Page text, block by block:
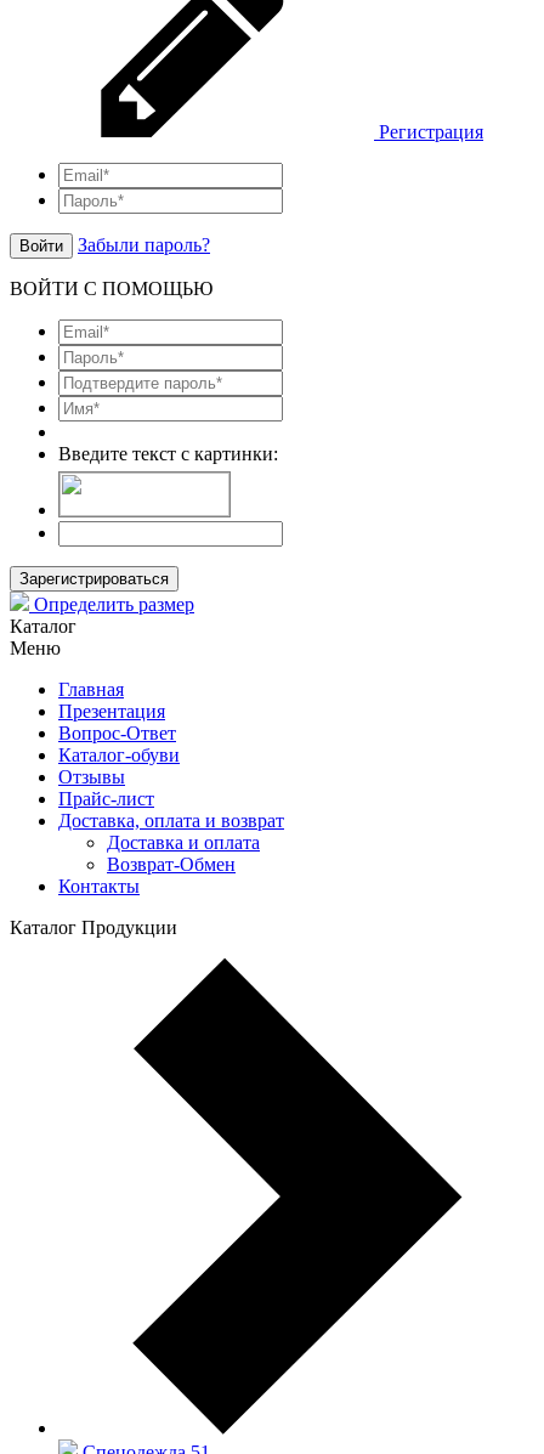
Регистрация
Войти Забыли пароль?
ВОЙТИ С ПОМОЩЬЮ
Введите текст с картинки:
Зарегистрироваться
Определить размер
Каталог
Меню
Главная
Презентация
Вопрос-Ответ
Каталог-обуви
Отзывы
Прайс-лист
Доставка, оплата и возврат
Доставка и оплата
Возврат-Обмен
Контакты
Каталог Продукции